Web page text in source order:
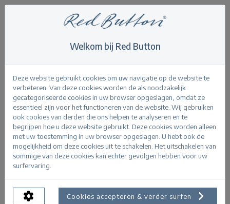
Babette light bleach
Terug
Babette light bleach Light bleach
PRODUCTINFORMATIE
De Babette light bleach is een flare jeans met een
Welkom bij Red Button
Deze website gebruikt cookies om uw navigatie op de website te
verbeteren. Van deze cookies worden de als noodzakelijk
gecategoriseerde cookies in uw browser opgeslagen, omdat ze
essentieel zijn voor het functioneren van de website. Wij gebruiken
ook cookies van derden die ons helpen te analyseren en te
begrijpen hoe u deze website gebruikt. Deze cookies worden alleen
met uw toestemming in uw browser opgeslagen. U hebt ook de
mogelijkheid om deze cookies uit te schakelen. Het uitschakelen van
sommige van deze cookies kan echter gevolgen hebben voor uw
surfervaring.
Cookies accepteren & verder surfen